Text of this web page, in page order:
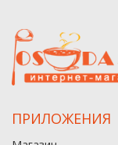
ПРИЛОЖЕНИЯ